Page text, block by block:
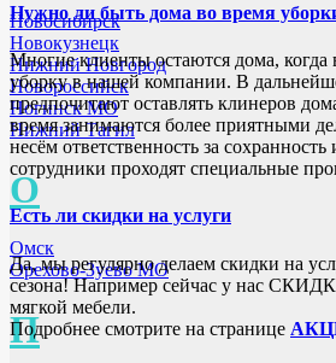
Новосибирск
Новокузнецк
Нижний Новгород
Новороссийск
Ногинск МО
Нижний Тагил
О
Омск
Орехово-Зуево МО
П
Нужно ли быть дома во время
Многие клиенты остаются дома, когда
уборку в нашей компании. В
предпочитают оставлять клинеров
время занимаются более приятными
несём ответственность за
сотрудники проходят специальные
Есть ли скидки на услуги
Да, мы регулярно делаем скидки на
сезона! Например сейчас у нас
мягкой мебели.
Подробнее смотрите на странице